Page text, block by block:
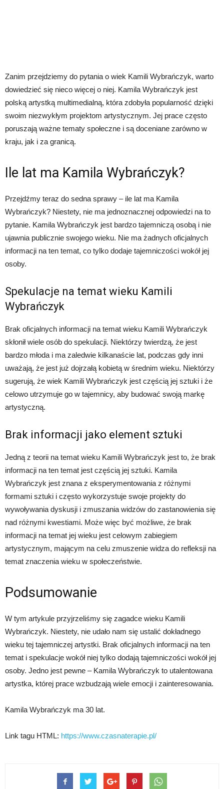
Zanim przejdziemy do pytania o wiek Kamili Wybrańczyk, warto
dowiedzieć się nieco więcej o niej. Kamila Wybrańczyk jest
polską artystką multimedialną, która zdobyła popularność dzięki
swoim niezwykłym projektom artystycznym. Jej prace często
poruszają ważne tematy społeczne i są doceniane zarówno w
kraju, jak i za granicą.
Ile lat ma Kamila Wybrańczyk?
Przejdźmy teraz do sedna sprawy – ile lat ma Kamila
Wybrańczyk? Niestety, nie ma jednoznacznej odpowiedzi na to
pytanie. Kamila Wybrańczyk jest bardzo tajemniczą osobą i nie
ujawnia publicznie swojego wieku. Nie ma żadnych oficjalnych
informacji na ten temat, co tylko dodaje tajemniczości wokół jej
osoby.
Spekulacje na temat wieku Kamili
Wybrańczyk
Brak oficjalnych informacji na temat wieku Kamili Wybrańczyk
skłonił wiele osób do spekulacji. Niektórzy twierdzą, że jest
bardzo młoda i ma zaledwie kilkanaście lat, podczas gdy inni
uważają, że jest już dojrzałą kobietą w średnim wieku. Niektórzy
sugerują, że wiek Kamili Wybrańczyk jest częścią jej sztuki i że
celowo utrzymuje go w tajemnicy, aby budować swoją markę
artystyczną.
Brak informacji jako element sztuki
Jedną z teorii na temat wieku Kamili Wybrańczyk jest to, że brak
informacji na ten temat jest częścią jej sztuki. Kamila
Wybrańczyk jest znana z eksperymentowania z różnymi
formami sztuki i często wykorzystuje swoje projekty do
wywoływania dyskusji i zmuszania widzów do zastanowienia się
nad różnymi kwestiami. Może więc być możliwe, że brak
informacji na temat jej wieku jest celowym zabiegiem
artystycznym, mającym na celu zmuszenie widza do refleksji na
temat znaczenia wieku w społeczeństwie.
Podsumowanie
W tym artykule przyjrzeliśmy się zagadce wieku Kamili
Wybrańczyk. Niestety, nie udało nam się ustalić dokładnego
wieku tej tajemniczej artystki. Brak oficjalnych informacji na ten
temat i spekulacje wokół niej tylko dodają tajemniczości wokół jej
osoby. Jedno jest pewne – Kamila Wybrańczyk to utalentowana
artystka, której prace wzbudzają wiele emocji i zainteresowania.
Kamila Wybrańczyk ma 30 lat.
Link tagu HTML: https://www.czasnaterapie.pl/